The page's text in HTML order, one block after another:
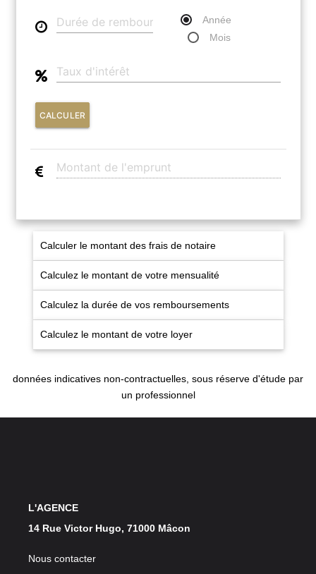
CONTACT
Année
Mois
CALCULER
Calculer le montant des frais de notaire
Calculez le montant de votre mensualité
Calculez la durée de vos remboursements
Calculez le montant de votre loyer
données indicatives non-contractuelles, sous réserve d'étude par
un professionnel
L'AGENCE
14 Rue Victor Hugo, 71000 Mâcon
Nous contacter